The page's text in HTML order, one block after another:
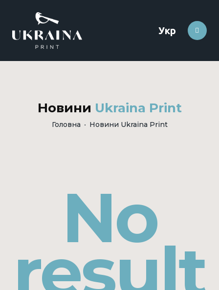
Укр
Новини Ukraina Print
Головна Новини Ukraina Print
No
result